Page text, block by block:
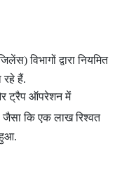
विभागों द्वारा नियमित
रहे हैं.
ट्रैप ऑपरेशन में
जैसा कि एक लाख रिश्वत
हुआ.